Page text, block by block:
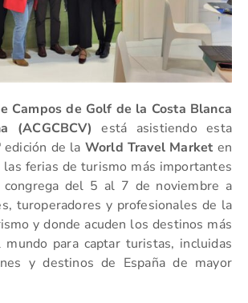
Campos de Golf de la Costa Blanca
(ACGCBCV) está asistiendo esta
edición de la World Travel Market en
las ferias de turismo más importantes
del 5 al 7 de noviembre a
turoperadores y profesionales de la
y donde acuden los destinos más
para captar turistas, incluidas
y destinos de España de mayor